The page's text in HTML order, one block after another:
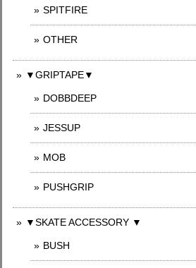
SPITFIRE
OTHER
▼GRIPTAPE▼
DOBBDEEP
JESSUP
MOB
PUSHGRIP
▼SKATE ACCESSORY ▼
BUSH